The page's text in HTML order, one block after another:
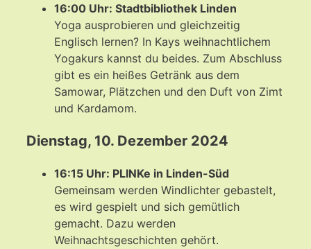
16:00 Uhr: Stadtbibliothek Linden
Yoga ausprobieren und gleichzeitig
Englisch lernen? In Kays weihnachtlichem
Yogakurs kannst du beides. Zum Abschluss
gibt es ein heißes Getränk aus dem
Samowar, Plätzchen und den Duft von Zimt
und Kardamom.
Dienstag, 10. Dezember 2024
16:15 Uhr: PLINKe in Linden-Süd
Gemeinsam werden Windlichter gebastelt,
es wird gespielt und sich gemütlich
gemacht. Dazu werden
Weihnachtsgeschichten gehört.